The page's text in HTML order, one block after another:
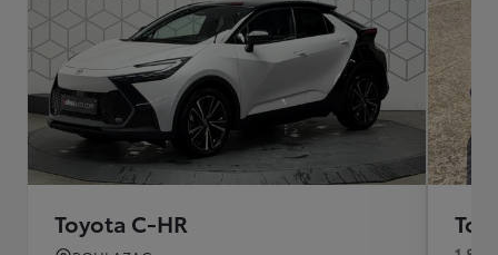
Toyota C-HR